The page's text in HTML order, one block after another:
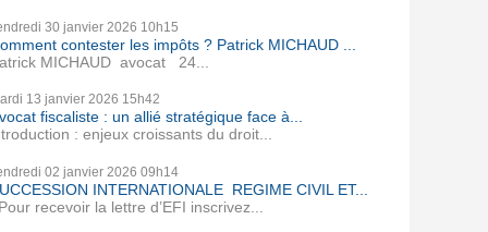
30 janvier 2026 10h15
contester les impôts ? Patrick MICHAUD ...
MICHAUD avocat 24...
13 janvier 2026 15h42
fiscaliste : un allié stratégique face à...
: enjeux croissants du droit...
02 janvier 2026 09h14
INTERNATIONALE REGIME CIVIL ET...
recevoir la lettre d’EFI inscrivez...